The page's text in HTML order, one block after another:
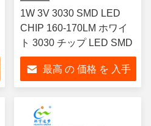
1W 3V 3030 SMD LED
CHIP 160-170LM ホワイ
ト 3030 チップ LED SMD
最高 の 価格 を 入手